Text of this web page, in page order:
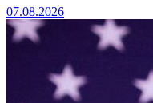
07.08.2026